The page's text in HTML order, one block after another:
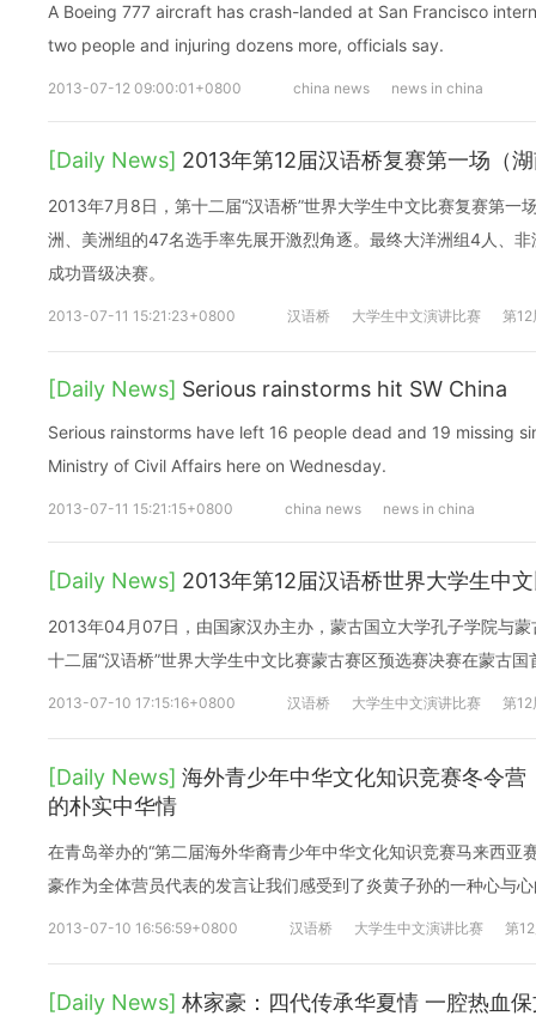
A Boeing 777 aircraft has crash-landed at San Francisco
two people and injuring dozens more, officials say.
2013-07-12 09:00:01+0800 china news news in china
[Daily News] 2013年第12届汉语桥复赛第一场（
2013年7月8日，第十二届“汉语桥”世界大学生中文比赛复赛第一
洲、美洲组的47名选手率先展开激烈角逐。最终大洋洲组4人、
成功晋级决赛。
2013-07-11 15:21:23+0800 汉语桥 大学生中文演讲比赛 第12
[Daily News] Serious rainstorms hit SW China
Serious rainstorms have left 16 people dead and 19 missing
Ministry of Civil Affairs here on Wednesday.
2013-07-11 15:21:15+0800 china news news in china
[Daily News] 2013年第12届汉语桥世界大学生中
2013年04月07日，由国家汉办主办，蒙古国立大学孔子学院与
十二届“汉语桥”世界大学生中文比赛蒙古赛区预选赛决赛在蒙古
2013-07-10 17:15:16+0800 汉语桥 大学生中文演讲比赛 第12
[Daily News] 海外青少年中华文化知识竞赛冬令
的朴实中华情
在青岛举办的“第二届海外华裔青少年中华文化知识竞赛马来西亚
豪作为全体营员代表的发言让我们感受到了炎黄子孙的一种心与
2013-07-10 16:56:59+0800 汉语桥 大学生中文演讲比赛 第
[Daily News] 林家豪：四代传承华夏情 一腔热血